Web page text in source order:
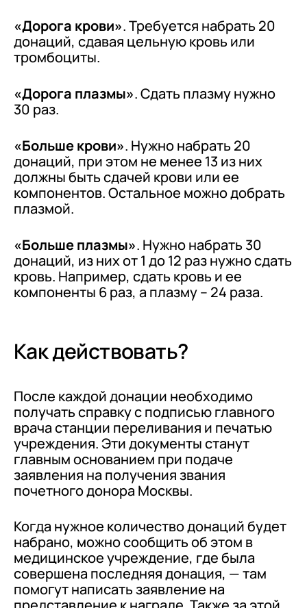
«Дорога крови». Требуется набрать 20
донаций, сдавая цельную кровь или
тромбоциты.
«Дорога плазмы». Сдать плазму нужно
30 раз.
«Больше крови». Нужно набрать 20
донаций, при этом не менее 13 из них
должны быть сдачей крови или ее
компонентов. Остальное можно добрать
плазмой.
«Больше плазмы». Нужно набрать 30
донаций, из них от 1 до 12 раз нужно сдать
кровь. Например, сдать кровь и ее
компоненты 6 раз, а плазму – 24 раза.
Как действовать?
После каждой донации необходимо
получать справку с подписью главного
врача станции переливания и печатью
учреждения. Эти документы станут
главным основанием при подаче
заявления на получения звания
почетного донора Москвы.
Когда нужное количество донаций будет
набрано, можно сообщить об этом в
медицинское учреждение, где была
совершена последняя донация, — там
помогут написать заявление на